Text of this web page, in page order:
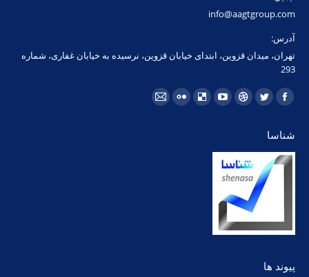
info@aagtgroup.com
آدرس:
تهران، میدان قزوین، ابتدای خیابان قزوین، نرسیده به خیابان غفاری، شماره
293
مارا در اینجا پیدا کنید:
فیسبوک
opens
in
new
window
توئیتر
new
window
Dribbble
in
new
window
یوتیوب
in
new
Delicious
فلیکرایمیل
شناسا
پیوند ها